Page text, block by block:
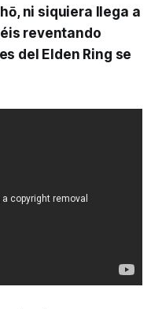
ni siquiera llega a
reventando
del Elden Ring se